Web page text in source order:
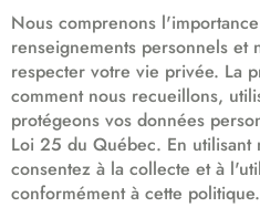
Nous comprenons
renseignements personnels et
respecter votre vie privée. La
comment nous recueillons,
protégeons vos données
Loi 25 du Québec. En
consentez à la collecte et à
conformément à cette politique.